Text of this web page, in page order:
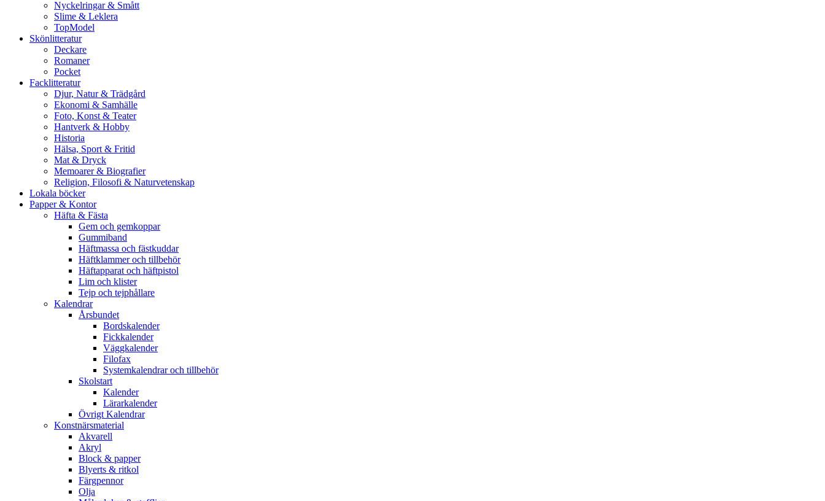
Nyckelringar & Smått
Slime & Leklera
TopModel
Skönlitteratur
Deckare
Romaner
Pocket
Facklitteratur
Djur, Natur & Trädgård
Ekonomi & Samhälle
Foto, Konst & Teater
Hantverk & Hobby
Historia
Hälsa, Sport & Fritid
Mat & Dryck
Memoarer & Biografier
Religion, Filosofi & Naturvetenskap
Lokala böcker
Papper & Kontor
Häfta & Fästa
Gem och gemkoppar
Gummiband
Häftmassa och fästkuddar
Häftklammer och tillbehör
Häftapparat och häftpistol
Lim och klister
Tejp och tejphållare
Kalendrar
Årsbundet
Bordskalender
Fickkalender
Väggkalender
Filofax
Systemkalendrar och tillbehör
Skolstart
Kalender
Lärarkalender
Övrigt Kalendrar
Konstnärsmaterial
Akvarell
Akryl
Block & papper
Blyerts & ritkol
Färgpennor
Olja